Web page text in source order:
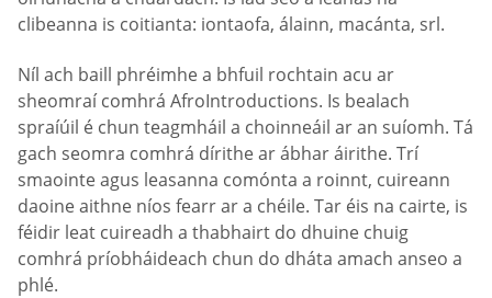
clibeanna is coitianta: iontaofa, álainn, macánta, srl.
Níl ach baill phréimhe a bhfuil rochtain acu ar
sheomraí comhrá AfroIntroductions. Is bealach
spraíúil é chun teagmháil a choinneáil ar an suíomh. Tá
gach seomra comhrá dírithe ar ábhar áirithe. Trí
smaointe agus leasanna comónta a roinnt, cuireann
daoine aithne níos fearr ar a chéile. Tar éis na cairte, is
féidir leat cuireadh a thabhairt do dhuine chuig
comhrá príobháideach chun do dháta amach anseo a
phlé.